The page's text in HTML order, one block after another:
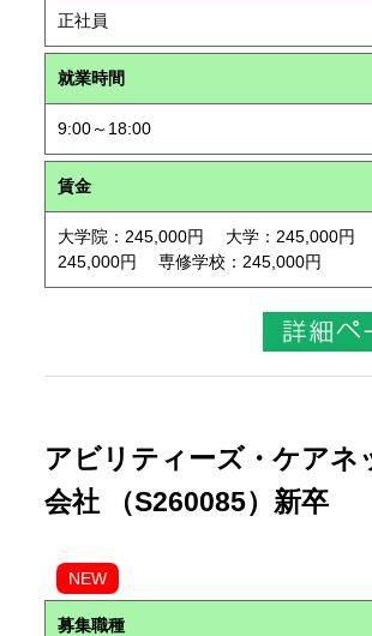
正社員
就業時間
9:00～18:00
賃金
大学院：245,000円 大学：245,000円
245,000円 専修学校：245,000円
アビリティーズ・ケアネ
会社 （S260085）新卒
NEW
募集職種